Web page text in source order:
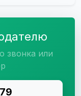
звонка или